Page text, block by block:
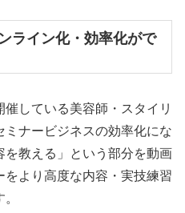
ライン化・効率化がで
している美容師・スタイリ
ナービジネスの効率化にな
を教える」という部分を動画
より高度な内容・実技練習